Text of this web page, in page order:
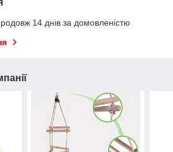
14 днів за домовленістю